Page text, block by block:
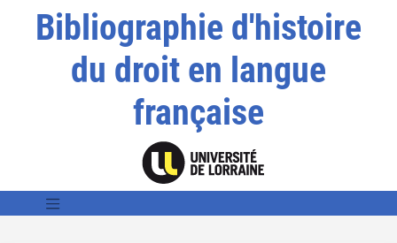
Bibliographie d'histoire
du droit en langue
française